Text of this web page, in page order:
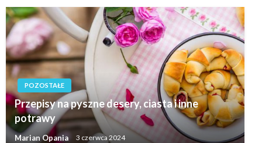
POZOSTAŁE
Przepisy na pyszne desery, ciasta i inne
potrawy
Marian Opania 3 czerwca 2024